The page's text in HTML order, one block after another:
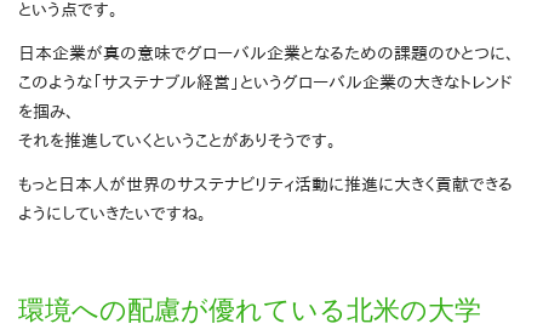
という点です。
日本企業が真の意味でグローバル企業となるための課題のひとつに、
このような「サステナブル経営」というグローバル企業の大きなトレンド
を掴み、
それを推進していくということがありそうです。
もっと日本人が世界のサステナビリティ活動に推進に大きく貢献できる
ようにしていきたいですね。
環境への配慮が優れている北米の大学